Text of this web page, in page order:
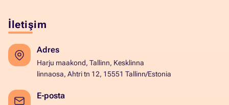
İletişim
Adres
Harju maakond, Tallinn, Kesklinna
linnaosa, Ahtri tn 12, 15551 Tallinn/Estonia
E-posta